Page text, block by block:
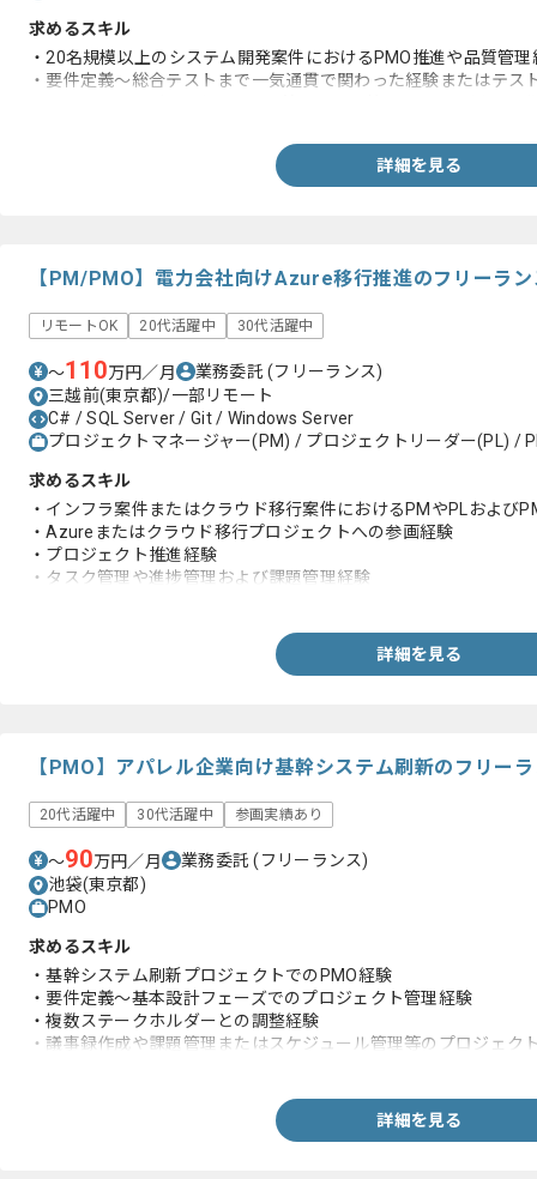
求めるスキル
・20名規模以上のシステム開発案件におけるPMO推進や品質管
・要件定義〜総合テストまで一気通貫で関わった経験またはテス
詳細を見る
【PM/PMO】電力会社向けAzure移行推進のフリーラ
リモートOK 20代活躍中 30代活躍中
〜110万円／月 業務委託(フリーランス)
三越前(東京都)/一部リモート
C# / SQL Server / Git / Windows Server
プロジェクトマネージャー(PM) / プロジェクトリーダー(PL) /
求めるスキル
・インフラ案件またはクラウド移行案件におけるPMやPLおよび
・Azureまたはクラウド移行プロジェクトへの参画経験
・プロジェクト推進経験
・タスク管理や進捗管理および課題管理経験
詳細を見る
【PMO】アパレル企業向け基幹システム刷新のフリー
20代活躍中 30代活躍中 参画実績あり
〜90万円／月 業務委託(フリーランス)
池袋(東京都)
PMO
求めるスキル
・基幹システム刷新プロジェクトでのPMO経験
・要件定義～基本設計フェーズでのプロジェクト管理経験
・複数ステークホルダーとの調整経験
・議事録作成や課題管理またはスケジュール管理等のプロジェク
詳細を見る